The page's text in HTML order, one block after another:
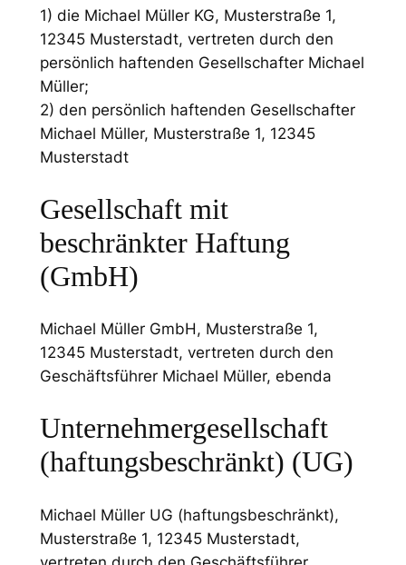
1) die Michael Müller KG, Musterstraße 1,
12345 Musterstadt, vertreten durch den
persönlich haftenden Gesellschafter Michael
Müller;
2) den persönlich haftenden Gesellschafter
Michael Müller, Musterstraße 1, 12345
Musterstadt
Gesellschaft mit
beschränkter Haftung
(GmbH)
Michael Müller GmbH, Musterstraße 1,
12345 Musterstadt, vertreten durch den
Geschäftsführer Michael Müller, ebenda
Unternehmergesellschaft
(haftungsbeschränkt) (UG)
Michael Müller UG (haftungsbeschränkt),
Musterstraße 1, 12345 Musterstadt,